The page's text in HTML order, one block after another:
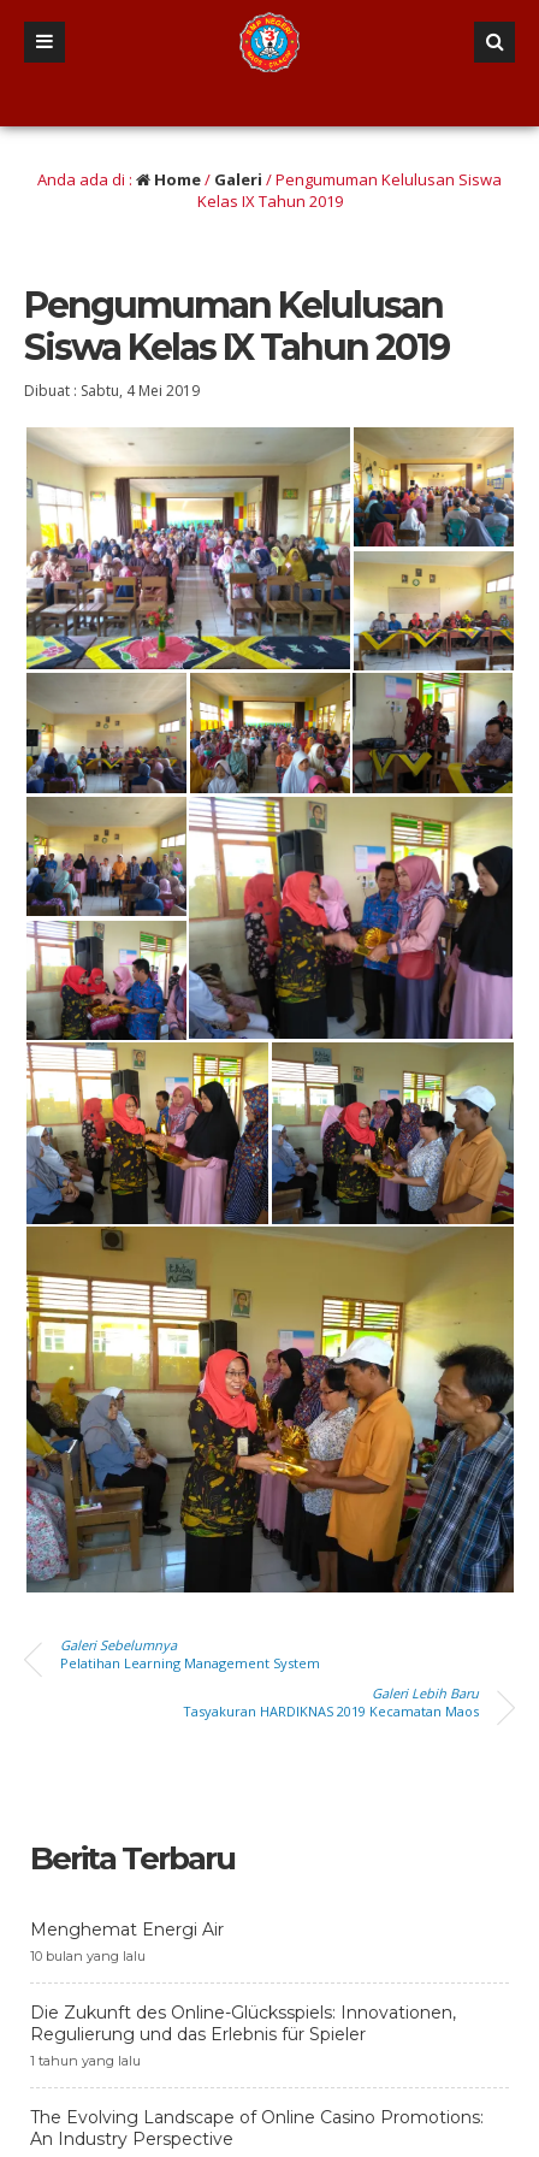
Anda ada di : Home/ Galeri /Pengumuman Kelulusan Siswa
Kelas IX Tahun 2019
Pengumuman Kelulusan
Siswa Kelas IX Tahun 2019
Dibuat : Sabtu, 4 Mei 2019
Galeri Sebelumnya
Pelatihan Learning Management System
Galeri Lebih Baru
Tasyakuran HARDIKNAS 2019 Kecamatan Maos
Berita Terbaru
Menghemat Energi Air
10 bulan yang lalu
Die Zukunft des Online-Glücksspiels: Innovationen,
Regulierung und das Erlebnis für Spieler
1 tahun yang lalu
The Evolving Landscape of Online Casino Promotions:
An Industry Perspective